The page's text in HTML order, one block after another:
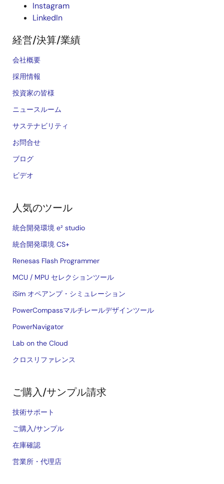
Instagram
LinkedIn
経営/決算/業績
会社概要
採用情報
投資家の皆様
ニュースルーム
サステナビリティ
お問合せ
ブログ
ビデオ
人気のツール
統合開発環境 e² studio
統合開発環境 CS+
Renesas Flash Programmer
MCU / MPU セレクションツール
iSim オペアンプ・シミュレーション
PowerCompassマルチレールデザインツール
PowerNavigator
Lab on the Cloud
クロスリファレンス
ご購入/サンプル請求
技術サポート
ご購入/サンプル
在庫確認
営業所・代理店